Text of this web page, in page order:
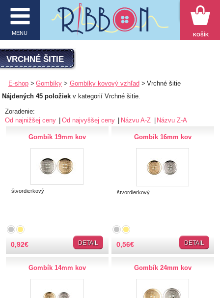
VYHĽADÁVANIE
MENU
O firme
E-shop
Inšpirácie
Obchodné podmienky
Ochrana osobných údajov
TIPY NA DARČEKY
MENU KOŠÍK
VRCHNÉ ŠITIE
E-shop Gombíky Gombíky kovový vzhľad
Vrchné šitie
Nájdených 45 položiek v kategorií Vrchné šitie.
Zoradenie:
Od najnižšej ceny
Od najvyššej ceny Názvu A-Z Názvu Z-A
Gombík 19mm kov
štvordierkový
0,92€ DETAIL
Gombík 16mm kov
štvordierkový
0,56€ DETAIL
Gombík 14mm kov Gombík 24mm kov